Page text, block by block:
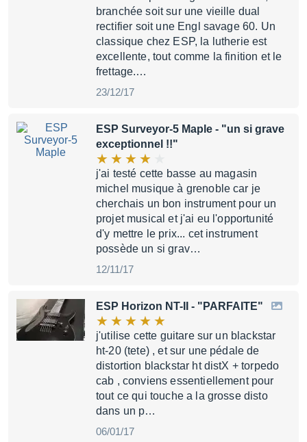
branchée soit sur une vieille dual
rectifier soit une Engl savage 60. Un
classique chez ESP, la lutherie est
excellente, tout comme la finition et le
frettage.…
23/12/17
ESP Surveyor-5 Maple - "un si grave
exceptionnel !!"
j'ai testé cette basse au magasin
michel musique à grenoble car je
cherchais un bon instrument pour un
projet musical et j'ai eu l'opportunité
d'y mettre le prix... cet instrument
possède un si grav…
12/11/17
ESP Horizon NT-II - "PARFAITE"
j'utilise cette guitare sur un blackstar
ht-20 (tete) , et sur une pédale de
distortion blackstar ht distX + torpedo
cab , conviens essentiellement pour
tout ce qui touche a la grosse disto
dans un p…
06/01/17